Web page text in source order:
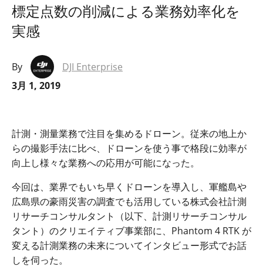
標定点数の削減による業務効率化を
実感
By
DJI Enterprise
3月 1, 2019
計測・測量業務で注目を集めるドローン。従来の地上か
らの撮影手法に比べ、ドローンを使う事で格段に効率が
向上し様々な業務への応用が可能になった。
今回は、業界でもいち早くドローンを導入し、軍艦島や
広島県の豪雨災害の調査でも活用している株式会社計測
リサーチコンサルタント（以下、計測リサーチコンサル
タント）のクリエイティブ事業部に、 Phantom 4 RTK が
変える計測業務の未来についてインタビュー形式でお話
しを伺った。